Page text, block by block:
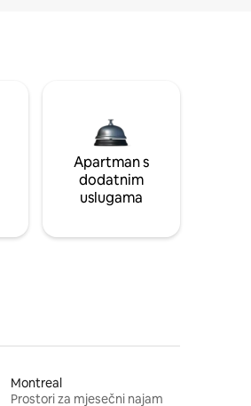
Apartman s
dodatnim
uslugama
Montreal
Prostori za mjesečni najam